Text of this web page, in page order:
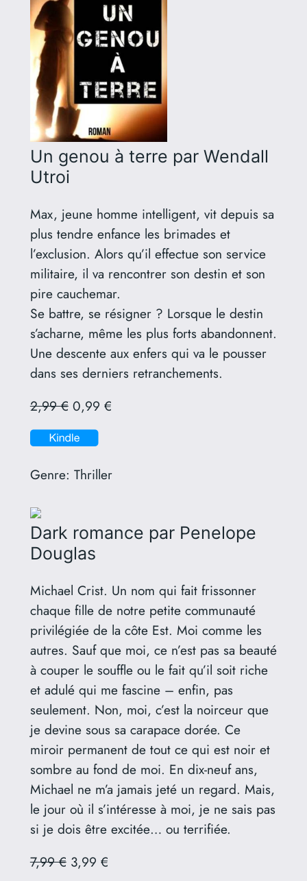
Un genou à terre par Wendall
Utroi
Max, jeune homme intelligent, vit depuis sa
plus tendre enfance les brimades et
l’exclusion. Alors qu’il effectue son service
militaire, il va rencontrer son destin et son
pire cauchemar.
Se battre, se résigner ? Lorsque le destin
s’acharne, même les plus forts abandonnent.
Une descente aux enfers qui va le pousser
dans ses derniers retranchements.
2,99 €0,99 €
Genre: Thriller
Dark romance par Penelope
Douglas
Michael Crist. Un nom qui fait frissonner
chaque fille de notre petite communauté
privilégiée de la côte Est. Moi comme les
autres. Sauf que moi, ce n’est pas sa beauté
à couper le souffle ou le fait qu’il soit riche
et adulé qui me fascine – enfin, pas
seulement. Non, moi, c’est la noirceur que
je devine sous sa carapace dorée. Ce
miroir permanent de tout ce qui est noir et
sombre au fond de moi. En dix-neuf ans,
Michael ne m’a jamais jeté un regard. Mais,
le jour où il s’intéresse à moi, je ne sais pas
si je dois être excitée… ou terrifiée.
7,99 €3,99 €